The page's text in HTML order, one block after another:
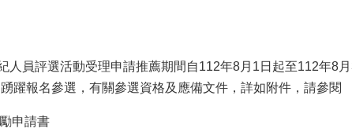
人員評選活動受理申請推薦期間自112年8月1日起至112年8
躍報名參選，有關參選資格及應備文件，詳如附件，請參閱
申請書